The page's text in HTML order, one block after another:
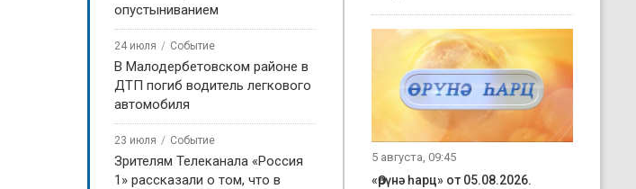
опустыниванием
24 июля Событие
В Малодербетовском районе в
ДТП погиб водитель легкового
автомобиля
23 июля Событие
Зрителям Телеканала «Россия
1» рассказали о том, что в
5 августа, 09:45
«Өрүнә һарц» от 05.08.2026.